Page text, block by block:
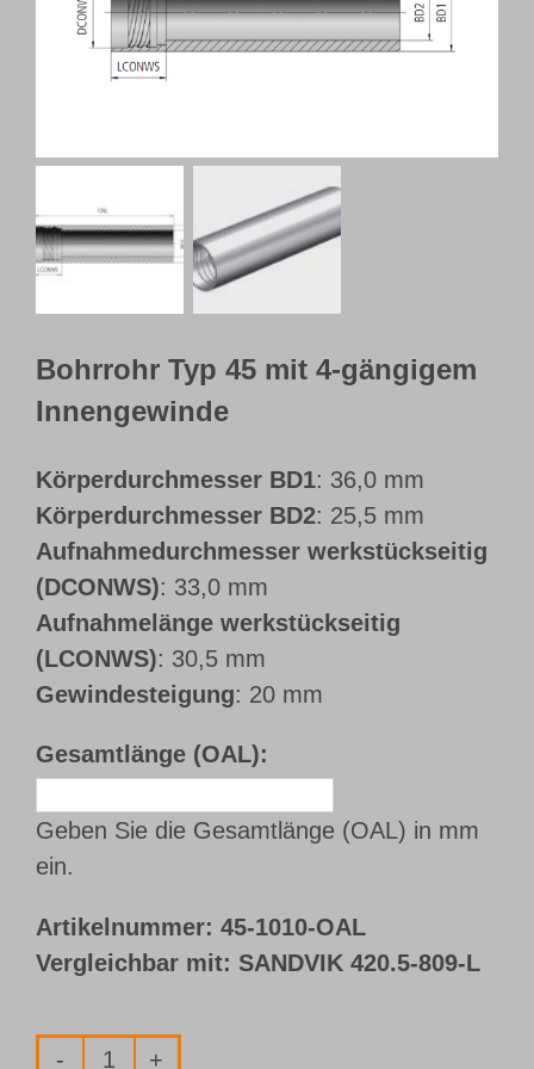
Webshop
Bohrrohr Typ 45 mit 4-gängigem
Innengewinde
Körperdurchmesser BD1: 36,0 mm
Körperdurchmesser BD2: 25,5 mm
Aufnahmedurchmesser werkstückseitig
(DCONWS): 33,0 mm
Aufnahmelänge werkstückseitig
(LCONWS): 30,5 mm
Gewindesteigung: 20 mm
Gesamtlänge (OAL):
Geben Sie die Gesamtlänge (OAL) in mm
ein.
Artikelnummer: 45-1010-OAL
Vergleichbar mit: SANDVIK 420.5-809-L